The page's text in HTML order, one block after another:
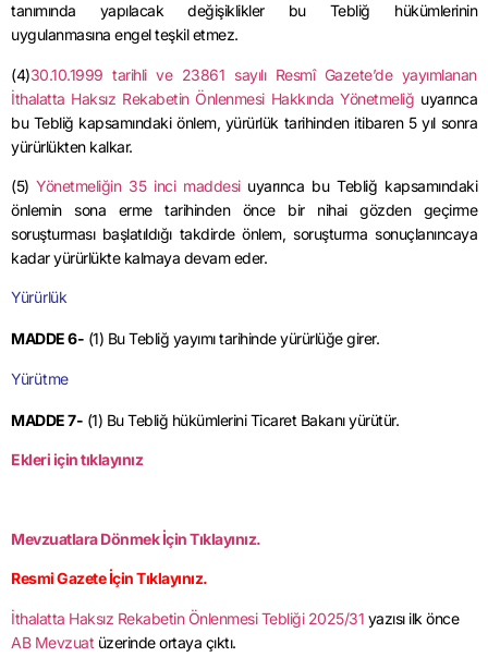
tanımında yapılacak değişiklikler bu Tebliğ hükümlerinin
uygulanmasına engel teşkil etmez.
(4)30.10.1999 tarihli ve 23861 sayılı Resmî Gazete’de yayımlanan
İthalatta Haksız Rekabetin Önlenmesi Hakkında Yönetmeliğ uyarınca
bu Tebliğ kapsamındaki önlem, yürürlük tarihinden itibaren 5 yıl sonra
yürürlükten kalkar.
(5)Yönetmeliğin 35 inci maddesiuyarınca bu Tebliğ kapsamındaki
önlemin sona erme tarihinden önce bir nihai gözden geçirme
soruşturması başlatıldığı takdirde önlem, soruşturma sonuçlanıncaya
kadar yürürlükte kalmaya devam eder.
Yürürlük
MADDE 6- (1) Bu Tebliğ yayımı tarihinde yürürlüğe girer.
Yürütme
MADDE 7- (1) Bu Tebliğ hükümlerini Ticaret Bakanı yürütür.
Ekleri için tıklayınız
Mevzuatlara Dönmek İçin Tıklayınız.
Resmi Gazete İçin Tıklayınız.
İthalatta Haksız Rekabetin Önlenmesi Tebliği 2025/31 yazısı ilk önce
AB Mevzuat üzerinde ortaya çıktı.